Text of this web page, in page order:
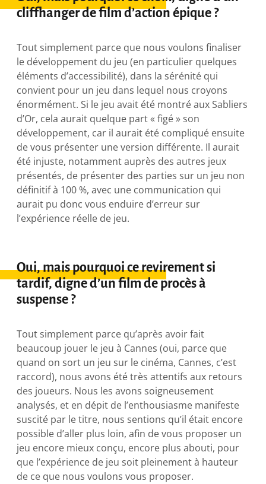
cliffhanger de film d’action épique ?
Tout simplement parce que nous voulons finaliser
le développement du jeu (en particulier quelques
éléments d’accessibilité), dans la sérénité qui
convient pour un jeu dans lequel nous croyons
énormément. Si le jeu avait été montré aux Sabliers
d’Or, cela aurait quelque part « figé » son
développement, car il aurait été compliqué ensuite
de vous présenter une version différente. Il aurait
été injuste, notamment auprès des autres jeux
présentés, de présenter des parties sur un jeu non
définitif à 100 %, avec une communication qui
aurait pu donc vous enduire d’erreur sur
l’expérience réelle de jeu.
Oui, mais pourquoi ce revirement si
tardif, digne d’un film de procès à
suspense ?
Tout simplement parce qu’après avoir fait
beaucoup jouer le jeu à Cannes (oui, parce que
quand on sort un jeu sur le cinéma, Cannes, c’est
raccord), nous avons été très attentifs aux retours
des joueurs. Nous les avons soigneusement
analysés, et en dépit de l’enthousiasme manifeste
suscité par le titre, nous sentions qu’il était encore
possible d’aller plus loin, afin de vous proposer un
jeu encore mieux conçu, encore plus abouti, pour
que l’expérience de jeu soit pleinement à hauteur
de ce que nous voulons vous proposer.